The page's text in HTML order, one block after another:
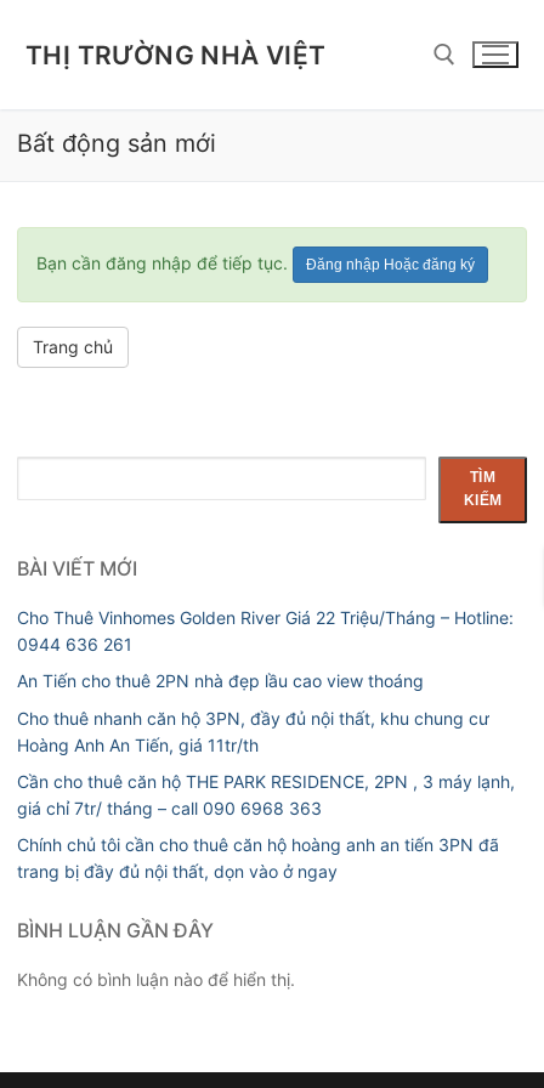
THỊ TRƯỜNG NHÀ VIỆT
Bất động sản mới
Bạn cần đăng nhập để tiếp tục. Đăng nhập Hoặc đăng ký
Trang chủ
kiếm
TÌM
KIẾM
BÀI VIẾT MỚI
Cho Thuê Vinhomes Golden River Giá 22 Triệu/Tháng – Hotline:
0944 636 261
An Tiến cho thuê 2PN nhà đẹp lầu cao view thoáng
Cho thuê nhanh căn hộ 3PN, đầy đủ nội thất, khu chung cư
Hoàng Anh An Tiến, giá 11tr/th
Cần cho thuê căn hộ THE PARK RESIDENCE, 2PN , 3 máy lạnh,
giá chỉ 7tr/ tháng – call 090 6968 363
Chính chủ tôi cần cho thuê căn hộ hoàng anh an tiến 3PN đã
trang bị đầy đủ nội thất, dọn vào ở ngay
BÌNH LUẬN GẦN ĐÂY
Không có bình luận nào để hiển thị.